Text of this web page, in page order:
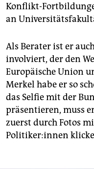
Konflikt-
an
Als Berater ist er
involviert, der den
Europäische Union
Merkel habe er so
das Selfie mit der
präsentieren, muss
zuerst durch Fotos
Po­li­ti­ke­r:in­nen